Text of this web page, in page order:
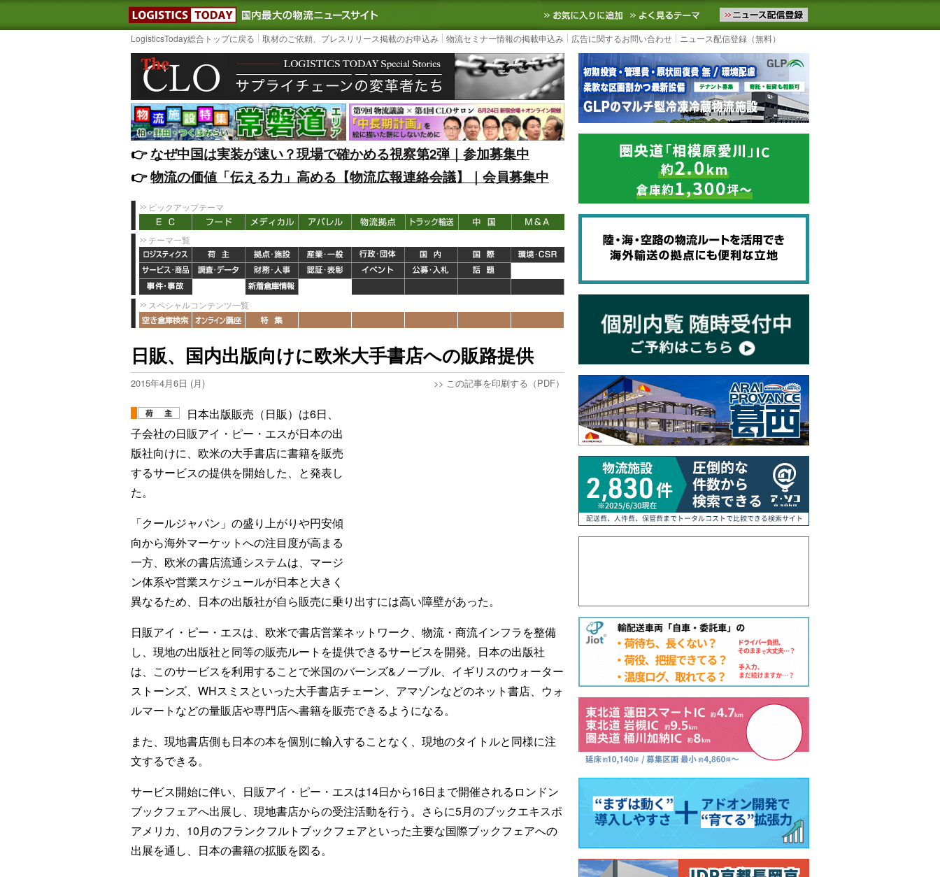
LOGISTICS TODAY｜国内最大の物流ニュースサイト3PL, SCMなど国内外の最新の物流ニュースをお届けします。物流ニュースメール配信を登録す
お気に入りに追加 よく見るテーマ
LogisticsToday総合トップに戻る 取材のご依頼、プレスリリース掲載のお申込み 物流セミナー情報の掲載申込み 広告に関するお問い合わせ ニュース配信登録（無料）
👉️なぜ中国は実装が速い？現場で確かめる視察第2弾｜参加募集中
👉️物流の価値「伝える力」高める【物流広報連絡会議】｜会員募集中
ピックアップテーマ
テーマ一覧
スペシャルコンテンツ一覧
日販、国内出版向けに欧米大手書店への販路提供
2015年4月6日 (月) >> この記事を印刷する（PDF）
日本出版販売（日販）は6日、
子会社の日販アイ・ピー・エスが日本の出
版社向けに、欧米の大手書店に書籍を販売
するサービスの提供を開始した、と発表し
た。
「クールジャパン」の盛り上がりや円安傾
向から海外マーケットへの注目度が高まる
一方、欧米の書店流通システムは、マージ
ン体系や営業スケジュールが日本と大きく
異なるため、日本の出版社が自ら販売に乗り出すには高い障壁があった。
日販アイ・ピー・エスは、欧米で書店営業ネットワーク、物流・商流インフラを整備
し、現地の出版社と同等の販売ルートを提供できるサービスを開発。日本の出版社
は、このサービスを利用することで米国のバーンズ&ノーブル、イギリスのウォーター
ストーンズ、WHスミスといった大手書店チェーン、アマゾンなどのネット書店、ウォ
ルマートなどの量販店や専門店へ書籍を販売できるようになる。
また、現地書店側も日本の本を個別に輸入することなく、現地のタイトルと同様に注
文するできる。
サービス開始に伴い、日販アイ・ピー・エスは14日から16日まで開催されるロンドン
ブックフェアへ出展し、現地書店からの受注活動を行う。さらに5月のブックエキスポ
アメリカ、10月のフランクフルトブックフェアといった主要な国際ブックフェアへの
出展を通し、日本の書籍の拡販を図る。